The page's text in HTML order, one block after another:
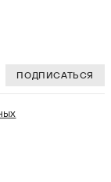
ПОДПИСАТЬСЯ